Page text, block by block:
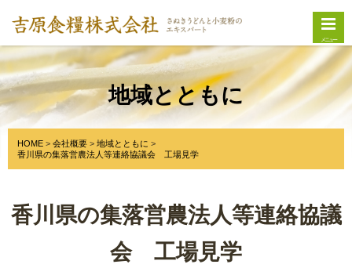
メニュー
地域とともに
HOME 会社概要
地域とともに
香川県の集落営農法人等連絡協議会 工場見学
香川県の集落営農法人等連絡協議
会 工場見学